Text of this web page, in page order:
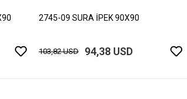
2745-09 SURA İPEK 90X90
103,82 USD 94,38 USD